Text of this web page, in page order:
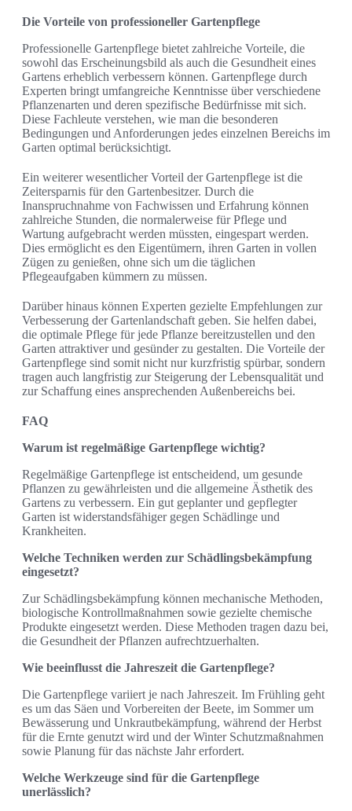
Die Vorteile von professioneller Gartenpflege
Professionelle Gartenpflege bietet zahlreiche Vorteile, die
sowohl das Erscheinungsbild als auch die Gesundheit eines
Gartens erheblich verbessern können. Gartenpflege durch
Experten bringt umfangreiche Kenntnisse über verschiedene
Pflanzenarten und deren spezifische Bedürfnisse mit sich.
Diese Fachleute verstehen, wie man die besonderen
Bedingungen und Anforderungen jedes einzelnen Bereichs im
Garten optimal berücksichtigt.
Ein weiterer wesentlicher Vorteil der Gartenpflege ist die
Zeitersparnis für den Gartenbesitzer. Durch die
Inanspruchnahme von Fachwissen und Erfahrung können
zahlreiche Stunden, die normalerweise für Pflege und
Wartung aufgebracht werden müssten, eingespart werden.
Dies ermöglicht es den Eigentümern, ihren Garten in vollen
Zügen zu genießen, ohne sich um die täglichen
Pflegeaufgaben kümmern zu müssen.
Darüber hinaus können Experten gezielte Empfehlungen zur
Verbesserung der Gartenlandschaft geben. Sie helfen dabei,
die optimale Pflege für jede Pflanze bereitzustellen und den
Garten attraktiver und gesünder zu gestalten. Die Vorteile der
Gartenpflege sind somit nicht nur kurzfristig spürbar, sondern
tragen auch langfristig zur Steigerung der Lebensqualität und
zur Schaffung eines ansprechenden Außenbereichs bei.
FAQ
Warum ist regelmäßige Gartenpflege wichtig?
Regelmäßige Gartenpflege ist entscheidend, um gesunde
Pflanzen zu gewährleisten und die allgemeine Ästhetik des
Gartens zu verbessern. Ein gut geplanter und gepflegter
Garten ist widerstandsfähiger gegen Schädlinge und
Krankheiten.
Welche Techniken werden zur Schädlingsbekämpfung
eingesetzt?
Zur Schädlingsbekämpfung können mechanische Methoden,
biologische Kontrollmaßnahmen sowie gezielte chemische
Produkte eingesetzt werden. Diese Methoden tragen dazu bei,
die Gesundheit der Pflanzen aufrechtzuerhalten.
Wie beeinflusst die Jahreszeit die Gartenpflege?
Die Gartenpflege variiert je nach Jahreszeit. Im Frühling geht
es um das Säen und Vorbereiten der Beete, im Sommer um
Bewässerung und Unkrautbekämpfung, während der Herbst
für die Ernte genutzt wird und der Winter Schutzmaßnahmen
sowie Planung für das nächste Jahr erfordert.
Welche Werkzeuge sind für die Gartenpflege
unerlässlich?